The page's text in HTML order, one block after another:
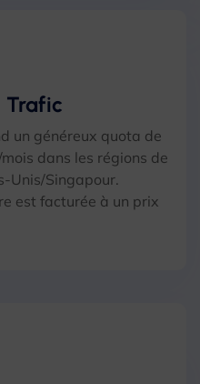
Trafic
un généreux quota de
dans les régions de
Unis/Singapour.
est facturée à un prix